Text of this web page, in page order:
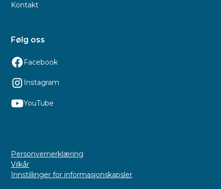
Kontakt
Følg oss
Facebook
Instagram
YouTube
Personvernerklæring
Vilkår
Innstillinger for informasjonskapsler